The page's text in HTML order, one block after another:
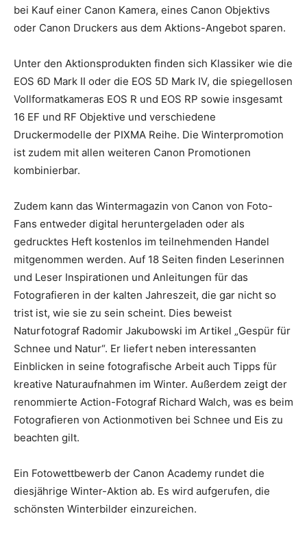
bei Kauf einer Canon Kamera, eines Canon Objektivs
oder Canon Druckers aus dem Aktions-Angebot sparen.
Unter den Aktionsprodukten finden sich Klassiker wie die
EOS 6D Mark II oder die EOS 5D Mark IV, die spiegellosen
Vollformatkameras EOS R und EOS RP sowie insgesamt
16 EF und RF Objektive und verschiedene
Druckermodelle der PIXMA Reihe. Die Winterpromotion
ist zudem mit allen weiteren Canon Promotionen
kombinierbar.
Zudem kann das Wintermagazin von Canon von Foto-
Fans entweder digital heruntergeladen oder als
gedrucktes Heft kostenlos im teilnehmenden Handel
mitgenommen werden. Auf 18 Seiten finden Leserinnen
und Leser Inspirationen und Anleitungen für das
Fotografieren in der kalten Jahreszeit, die gar nicht so
trist ist, wie sie zu sein scheint. Dies beweist
Naturfotograf Radomir Jakubowski im Artikel „Gespür für
Schnee und Natur“. Er liefert neben interessanten
Einblicken in seine fotografische Arbeit auch Tipps für
kreative Naturaufnahmen im Winter. Außerdem zeigt der
renommierte Action-Fotograf Richard Walch, was es beim
Fotografieren von Actionmotiven bei Schnee und Eis zu
beachten gilt.
Ein Fotowettbewerb der Canon Academy rundet die
diesjährige Winter-Aktion ab. Es wird aufgerufen, die
schönsten Winterbilder einzureichen.